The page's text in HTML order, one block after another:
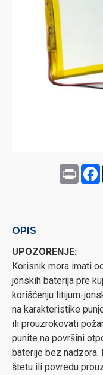
Print
OPIS
UPOZORENJE:
Korisnik mora imati
jonskih baterija pre
korišćenju litijum-
na karakteristike
ili prouzrokovati
punite na površini
baterije bez nadzora.
štetu ili povredu